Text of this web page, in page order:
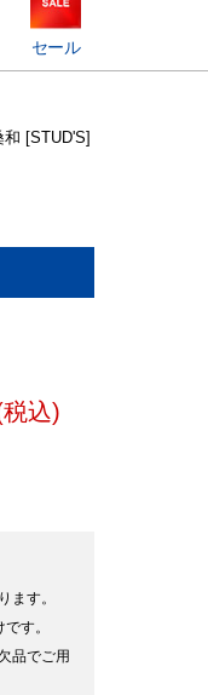
セール
和 [STUD'S]
込)
ます。
す。
品でご用